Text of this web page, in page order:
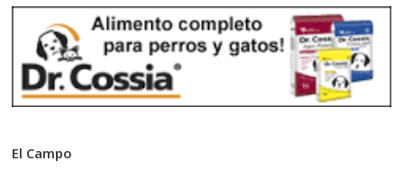
El Campo